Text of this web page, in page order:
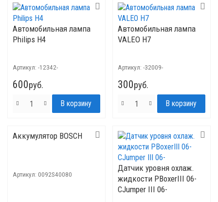
Автомобильная лампа
Philips H4
Артикул: -12342-
600руб.
Автомобильная лампа
VALEO H7
Артикул: -32009-
300руб.
Аккумулятор BOSCH
Артикул: 0092S40080
Датчик уровня охлаж.
жидкости PBoxerIII 06-
CJumper III 06-